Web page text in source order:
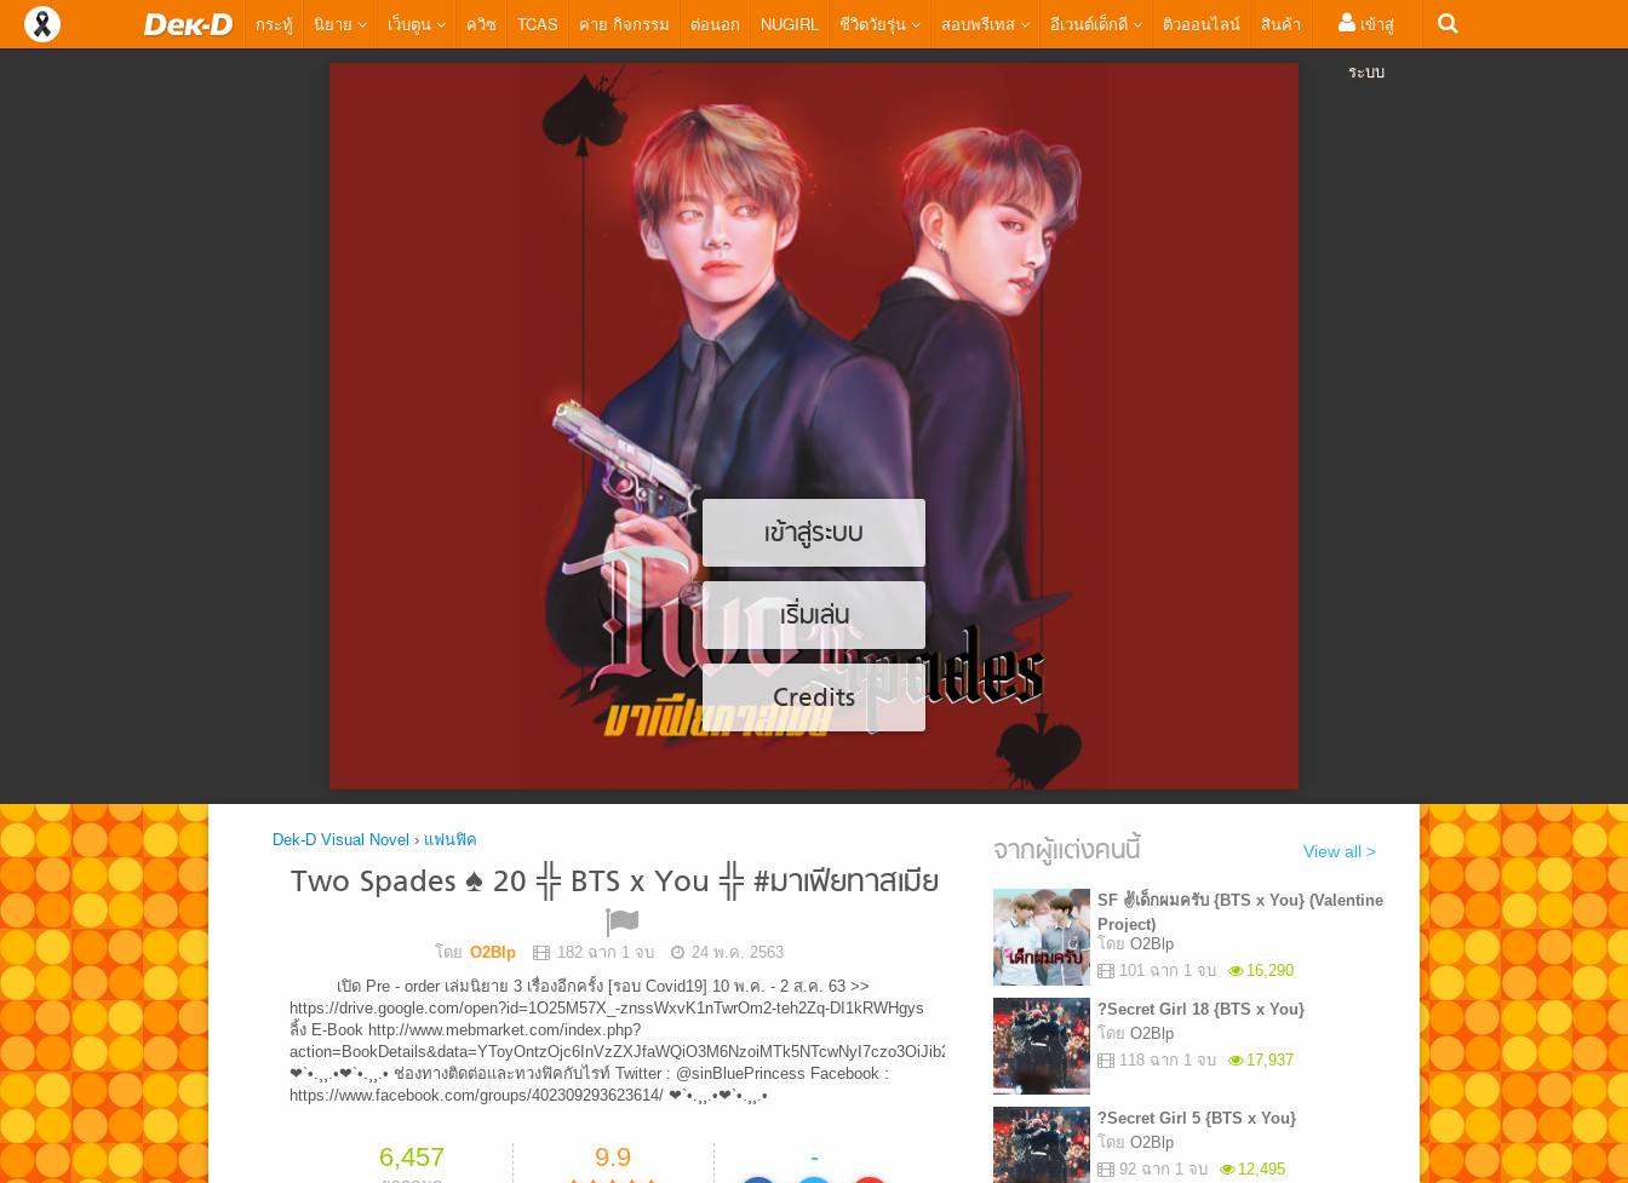
กระทู้ นิยาย เว็บตูน ควิซ TCAS ค่าย กิจกรรม ต่อนอก NUGIRL ชีวิตวัยรุ่น สอบพรีเทส อีเวนต์เด็กดี ติวออนไลน์ สินค้า เข้าสู่
ระบบ
เข้าสู่ระบบ
เริ่มเล่น
Credits
Dek-D Visual Novel › แฟนฟิค
Two Spades ♠ 20 ╬ BTS x You ╬ #มาเฟียทาสเมีย
โดย O2Blp 182 ฉาก 1 จบ
24 พ.ค. 2563
เปิด Pre - order เล่มนิยาย 3 เรื่องอีกครั้ง [รอบ Covid19] 10 พ.ค. - 2 ส.ค. 63 >>
https://drive.google.com/open?id=1O25M57X_-znssWxvK1nTwrOm2-teh2Zq-DI1kRWHgys
ลิ้ง E-Book http://www.mebmarket.com/index.php?
action=BookDetails&data=YToyOntzOjc6InVzZXJfaWQiO3M6NzoiMTk5NTcwNyI7czo3OiJib29rX2lkIjtzOjY6IjEwNjYyMyI7fQ
❤`•.¸¸.•❤`•.¸¸.• ช่องทางติดต่อและทวงฟิคกับไรท์ Twitter : @sinBluePrincess Facebook :
https://www.facebook.com/groups/402309293623614/ ❤`•.¸¸.•❤`•.¸¸.•
6,457 9.9 -
จากผู้แต่งคนนี้ View all >
SF ✌เด็กผมครับ {BTS x You} (Valentine
Project)
โดย O2Blp
101 ฉาก 1 จบ
16,290
?Secret Girl 18 {BTS x You}
โดย O2Blp
118 ฉาก 1 จบ
17,937
?Secret Girl 5 {BTS x You}
โดย O2Blp
92 ฉาก 1 จบ
12,495